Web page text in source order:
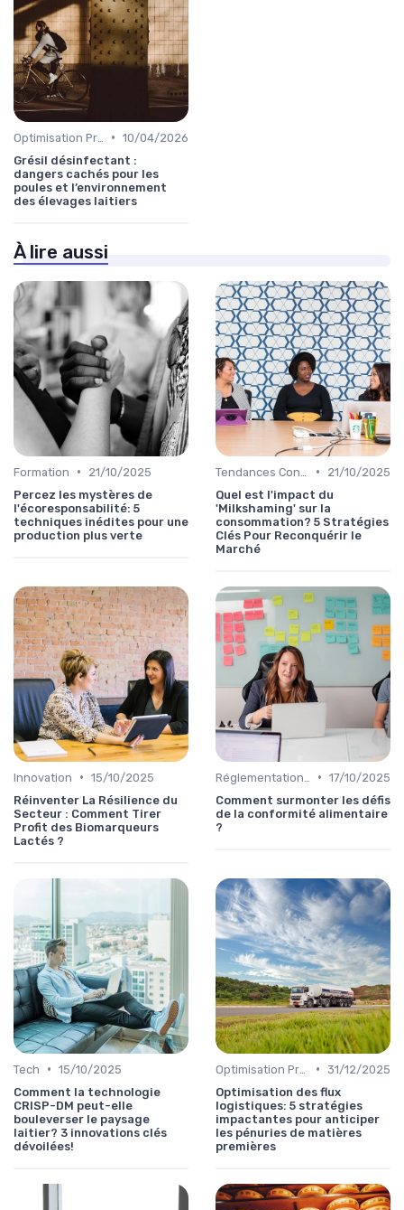
• 10/04/2026
Grésil désinfectant :
dangers cachés pour les
poules et l’environnement
des élevages laitiers
À lire aussi
Formation •
21/10/2025
Percez les mystères de
l'écoresponsabilité: 5
techniques inédites pour une
production plus verte
•
21/10/2025
Quel est l'impact du
'Milkshaming' sur la
consommation? 5 Stratégies
Clés Pour Reconquérir le
Marché
Innovation • 15/10/2025
Réinventer La Résilience du
Secteur : Comment Tirer
Profit des Biomarqueurs
Lactés ?
• 17/10/2025
Comment surmonter les défis
de la conformité alimentaire
?
Tech • 15/10/2025
Comment la technologie
CRISP-DM peut-elle
bouleverser le paysage
laitier? 3 innovations clés
dévoilées!
• 31/12/2025
Optimisation des flux
logistiques: 5 stratégies
impactantes pour anticiper
les pénuries de matières
premières